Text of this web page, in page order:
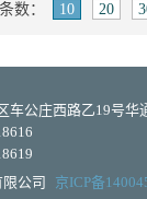
数： 10 20
车公庄西路乙19号华
公司
京ICP备